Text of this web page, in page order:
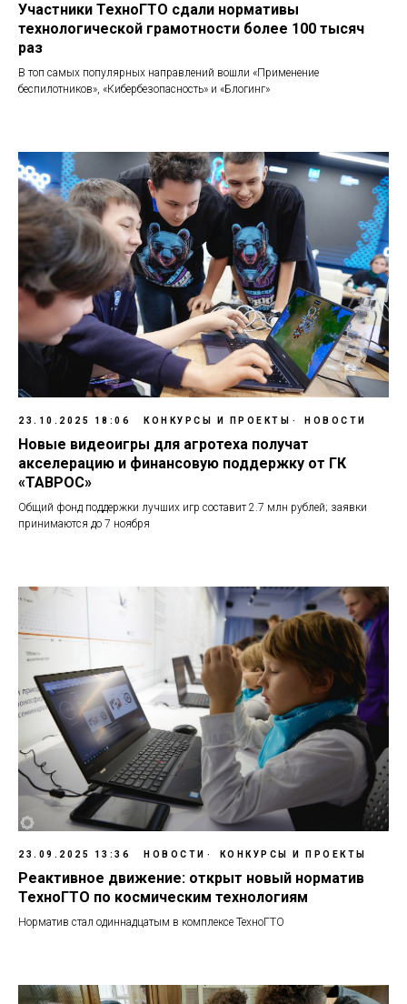
Участники ТехноГТО сдали нормативы
технологической грамотности более 100 тысяч
раз
В топ самых популярных направлений вошли «Применение
беспилотников», «Кибербезопасность» и «Блогинг»
23.10.2025 18:06 КОНКУРСЫ И ПРОЕКТЫ НОВОСТИ
Новые видеоигры для агротеха получат
акселерацию и финансовую поддержку от ГК
«ТАВРОС»
Общий фонд поддержки лучших игр составит 2.7 млн рублей; заявки
принимаются до 7 ноября
23.09.2025 13:36 НОВОСТИ КОНКУРСЫ И ПРОЕКТЫ
Реактивное движение: открыт новый норматив
ТехноГТО по космическим технологиям
Норматив стал одиннадцатым в комплексе ТехноГТО